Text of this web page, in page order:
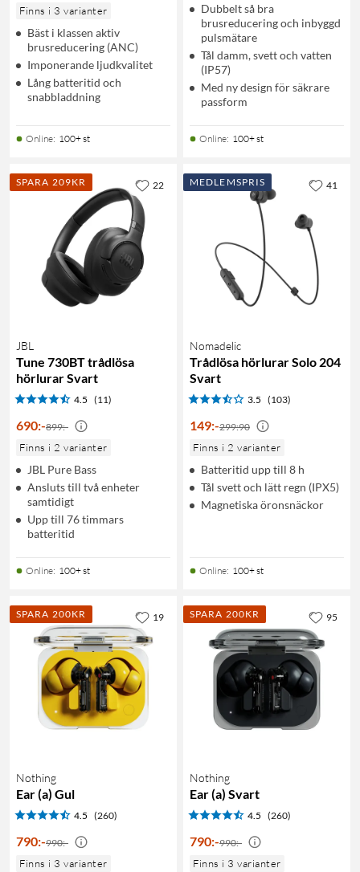
Finns i 3 varianter
Bäst i klassen aktiv
brusreducering (ANC)
Imponerande ljudkvalitet
Lång batteritid och
snabbladdning
Online: 100+ st
Dubbelt så bra
brusreducering och inbyggd
pulsmätare
Tål damm, svett och vatten
(IP57)
Med ny design för säkrare
passform
Online: 100+ st
SPARA 209KR
JBL
Tune 730BT trådlösa
hörlurar Svart
4.5 (11)
690:-899:-
Finns i 2 varianter
JBL Pure Bass
Ansluts till två enheter
samtidigt
Upp till 76 timmars
batteritid
Online: 100+ st
22 MEDLEMSPRIS
Nomadelic
Trådlösa hörlurar Solo 204
Svart
3.5 (103)
149:-299:90
Finns i 2 varianter
Batteritid upp till 8 h
Tål svett och lätt regn (IPX5)
Magnetiska öronsnäckor
Online: 100+ st
41
SPARA 200KR
Nothing
Ear (a) Gul
4.5 (260)
790:-990:-
Finns i 3 varianter
19 SPARA 200KR
Nothing
Ear (a) Svart
4.5 (260)
790:-990:-
Finns i 3 varianter
95